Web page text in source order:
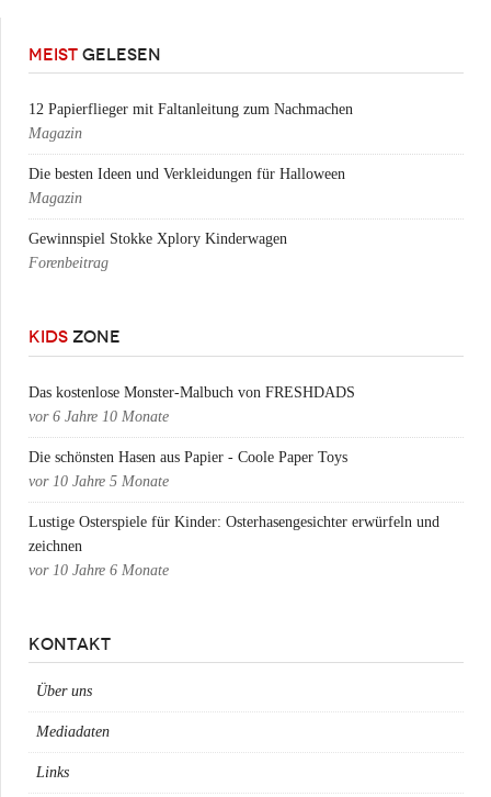
MEIST GELESEN
12 Papierflieger mit Faltanleitung zum Nachmachen
Magazin
Die besten Ideen und Verkleidungen für Halloween
Magazin
Gewinnspiel Stokke Xplory Kinderwagen
Forenbeitrag
KIDS ZONE
Das kostenlose Monster-Malbuch von FRESHDADS
vor 6 Jahre 10 Monate
Die schönsten Hasen aus Papier - Coole Paper Toys
vor 10 Jahre 5 Monate
Lustige Osterspiele für Kinder: Osterhasengesichter erwürfeln und
zeichnen
vor 10 Jahre 6 Monate
KONTAKT
Über uns
Mediadaten
Links